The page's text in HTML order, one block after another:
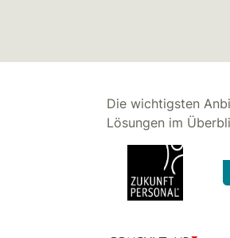
Die wichtigsten
Lösungen im